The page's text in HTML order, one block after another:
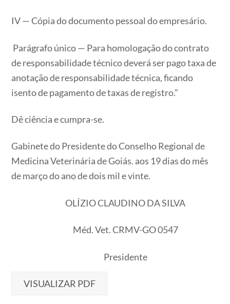
IV — Cópia do documento pessoal do empresário.
Parágrafo único — Para homologação do contrato
de responsabilidade técnico deverá ser pago taxa de
anotação de responsabilidade técnica, ficando
isento de pagamento de taxas de registro.”
Dê ciência e cumpra-se.
Gabinete do Presidente do Conselho Regional de
Medicina Veterinária de Goiás. aos 19 dias do mês
de março do ano de dois mil e vinte.
OLÍZIO CLAUDINO DA SILVA
Méd. Vet. CRMV-GO 0547
Presidente
VISUALIZAR PDF